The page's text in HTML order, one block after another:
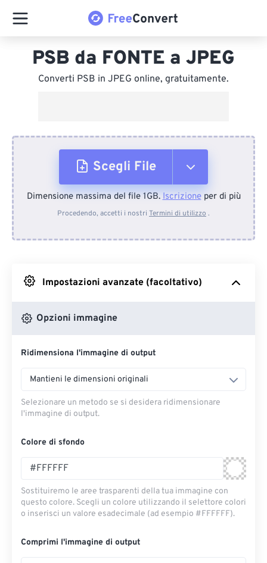
PSB da FONTE a JPEG
Converti PSB in JPEG online, gratuitamente.
Scegli File
Dal dispositivo
Da Google Drive
Dimensione massima del file 1GB.Iscrizioneper di più
Procedendo, accetti i nostri Termini di utilizzo .
Impostazioni avanzate (facoltativo)
Opzioni immagine
Ridimensiona l'immagine di output
Mantieni le dimensioni originali
Selezionare un metodo se si desidera ridimensionare
l'immagine di output.
Colore di sfondo
Sostituiremo le aree trasparenti della tua immagine con
questo colore. Scegli un colore utilizzando il selettore colori
o inserisci un valore esadecimale (ad esempio #FFFFFF).
Comprimi l'immagine di output